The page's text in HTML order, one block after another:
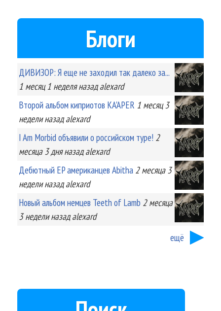
Блоги
ДИВИЗОР: Я еще не заходил так далеко за...
1 месяц 1 неделяназад alexard
Второй альбом киприотов KA'APER 1 месяц 3
неделиназад alexard
I Am Morbid объявили о российском туре! 2
месяца 3 дняназад alexard
Дебютный EP американцев Abitha 2 месяца 3
неделиназад alexard
Новый альбом немцев Teeth of Lamb 2 месяца
3 неделиназад alexard
ещё